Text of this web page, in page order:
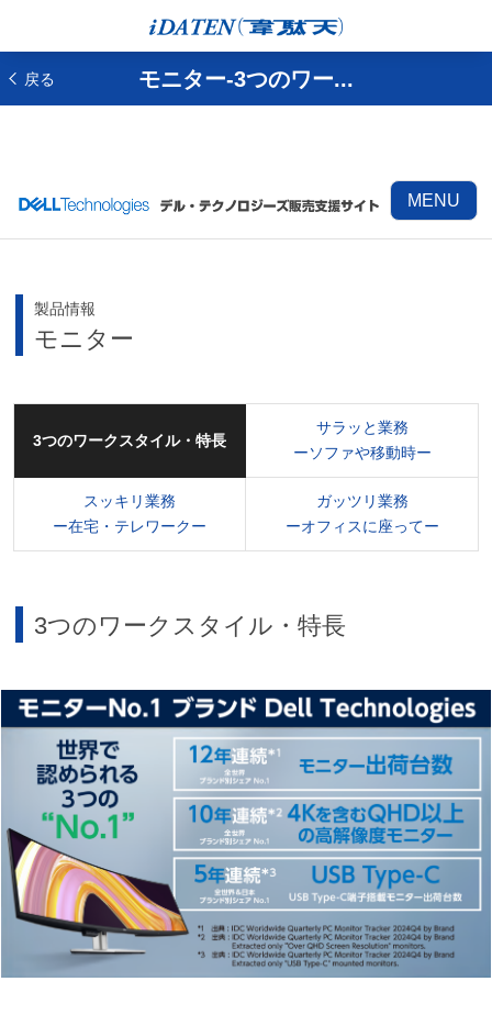
戻る モニター-3つのワー...
MENU
製品情報
モニター
3つのワークスタイル・特長
サラッと業務
ーソファや移動時ー
スッキリ業務
ー在宅・テレワークー
ガッツリ業務
ーオフィスに座ってー
3つのワークスタイル・特長